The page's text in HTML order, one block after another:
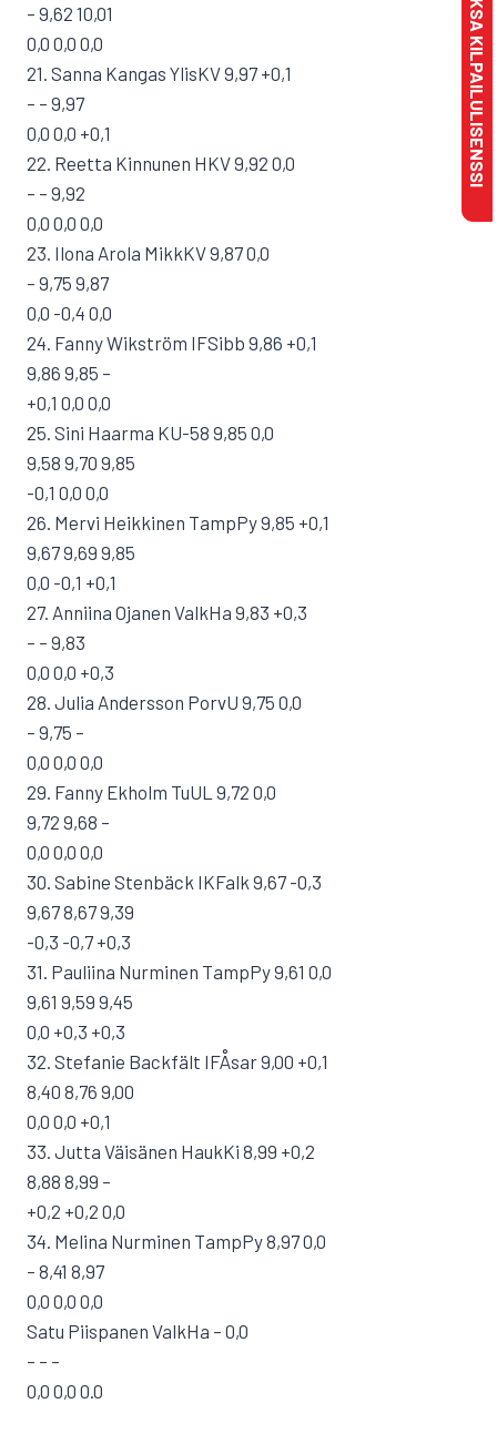
– 9,62 10,01
0,0 0,0 0,0
21. Sanna Kangas YlisKV 9,97 +0,1
– – 9,97
0,0 0,0 +0,1
22. Reetta Kinnunen HKV 9,92 0,0
– – 9,92
0,0 0,0 0,0
23. Ilona Arola MikkKV 9,87 0,0
– 9,75 9,87
0,0 -0,4 0,0
24. Fanny Wikström IFSibb 9,86 +0,1
9,86 9,85 –
+0,1 0,0 0,0
25. Sini Haarma KU-58 9,85 0,0
9,58 9,70 9,85
-0,1 0,0 0,0
26. Mervi Heikkinen TampPy 9,85 +0,1
9,67 9,69 9,85
0,0 -0,1 +0,1
27. Anniina Ojanen ValkHa 9,83 +0,3
– – 9,83
0,0 0,0 +0,3
28. Julia Andersson PorvU 9,75 0,0
– 9,75 –
0,0 0,0 0,0
29. Fanny Ekholm TuUL 9,72 0,0
9,72 9,68 –
0,0 0,0 0,0
30. Sabine Stenbäck IKFalk 9,67 -0,3
9,67 8,67 9,39
-0,3 -0,7 +0,3
31. Pauliina Nurminen TampPy 9,61 0,0
9,61 9,59 9,45
0,0 +0,3 +0,3
32. Stefanie Backfält IFÅsar 9,00 +0,1
8,40 8,76 9,00
0,0 0,0 +0,1
33. Jutta Väisänen HaukKi 8,99 +0,2
8,88 8,99 –
+0,2 +0,2 0,0
34. Melina Nurminen TampPy 8,97 0,0
– 8,41 8,97
0,0 0,0 0,0
Satu Piispanen ValkHa – 0,0
– – –
0,0 0,0 0.0
MAKSA KILPAILULISENSSI